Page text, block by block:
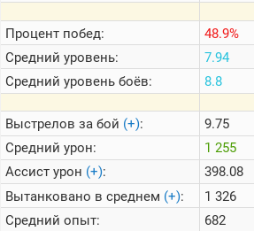
Процент побед:
Средний уровень:
Средний уровень боёв:
Выстрелов за бой (+):
Средний урон:
Ассист урон (+):
Вытанковано в среднем (+):
Средний опыт:
48.9%
7.94
8.8
9.75
1 255
398.08
1 326
682